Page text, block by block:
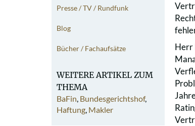
Presse / TV / Rundfunk
Blog
Bücher / Fachaufsätze
WEITERE ARTIKEL ZUM
THEMA
BaFin, Bundesgerichtshof,
Haftung, Makler
Herr